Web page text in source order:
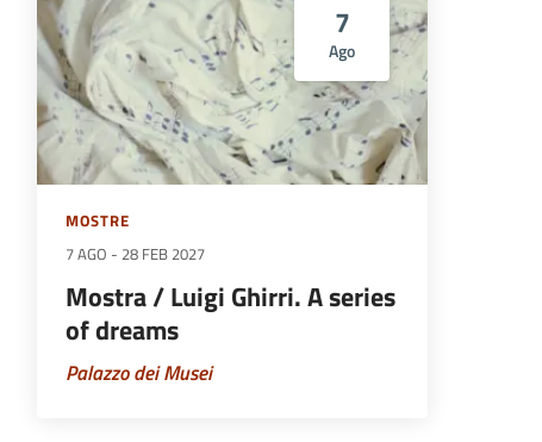
7
Ago
MOSTRE
7 AGO - 28 FEB 2027
Mostra / Luigi Ghirri. A series
of dreams
Palazzo dei Musei